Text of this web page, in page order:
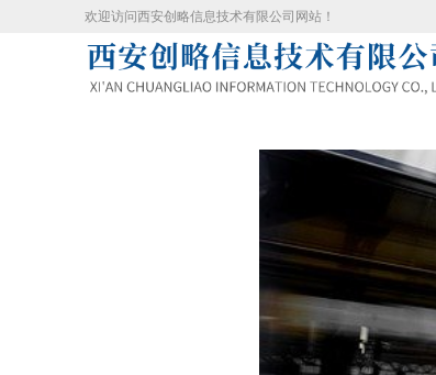
欢迎访问西安创略信息技术有限公司网站！